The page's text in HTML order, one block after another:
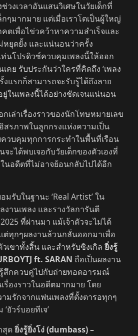
วงเวลาอันแสนวิเศษในวัยเด็กที่
ๆมากมาย แต่เมื่อเราโตเป็นผู้ใหญ่
ตเพื่อไข่วคว้าหาความสำเร็จและ
หยุดยั้ง และแน่นอนว่าครั้ง
ท่นโปรดิวซ์ควบคุมเพลงนี้ให้ออก
เคย รับประกันว่าใครที่คิดถึง ‘เพลง
รั้งแรกก็สามารถจะรับรู้ได้ถึงลาย
ในเพลงนี้ได้อย่างชัดเจนแน่นอน
กเล่าเรื่องราวของนักโทษหมายเลข
รภาพในลูกกรงแห่งความเป็น
วบคุมทุกการกระทำในพื้นที่เรือน
จะได้พบเจอกับวัยเด็กของตัวเองที่
นอดีตที่ไม่อาจย้อนกลับไปได้อีก
มรับในฐานะ ‘Real Artist’ ใน
งานเพลง และรางวัลการันตี
ที่ผ่านมา แม้เจ้าตัวจะไม่ได้
ต่ทุกๆผลงานล้วนกลั่นออกมาเพื่อ
เขาทั้งสิ้น และสำหรับซิงเกิลยิ่งรู้
ft. SARAN ถือเป็นผลงาน
สึกควบคู่ไปกับถ่ายทอดอารมณ์
รื่องราวในอดีตมากมาย โดย
ามรักจากแฟนเพลงที่ตั้งตารอทุกๆ
ยัวร์บอยทีเจ’
สุดยิ่งรู้ยิ่งโง่ (dumbass) –